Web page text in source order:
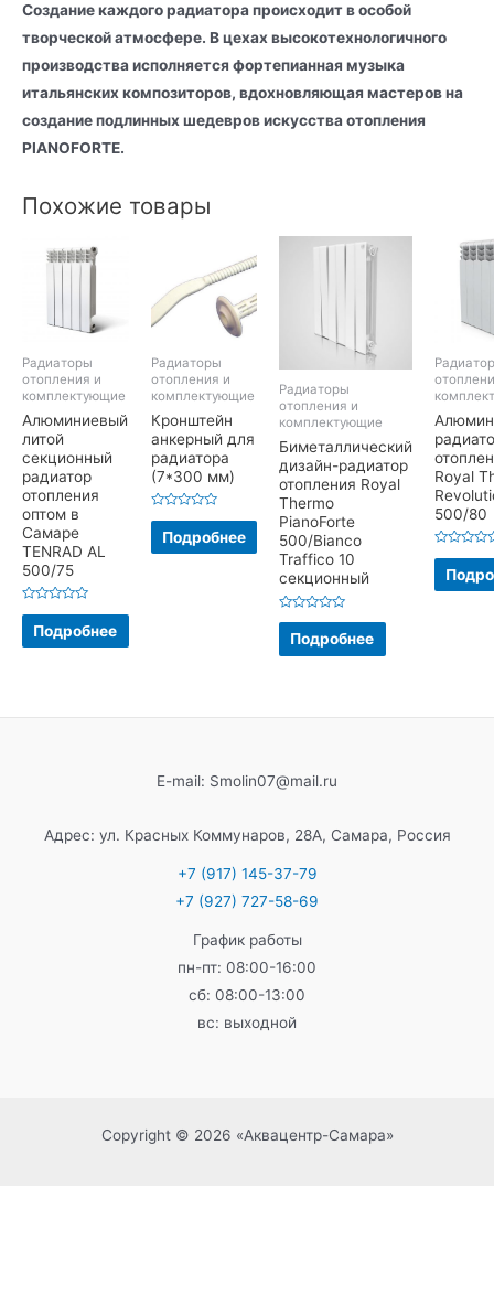
Создание каждого радиатора происходит в особой
творческой атмосфере. В цехах высокотехнологичного
производства исполняется фортепианная музыка
итальянских композиторов, вдохновляющая мастеров на
создание подлинных шедевров искусства отопления
PIANOFORTE.
Похожие товары
Радиаторы
отопления и
комплектующие
Алюминиевый
литой
секционный
радиатор
отопления
оптом в
Самаре
TENRAD AL
500/75
Оценка
5
Подробнее
Радиаторы
отопления и
комплектующие
Кронштейн
анкерный для
радиатора
(7*300 мм)
Оценка
5
Подробнее
Радиаторы
отопления и
комплектующие
Биметаллический
дизайн-радиатор
отопления Royal
Thermo
PianoForte
500/Bianco
Traffico 10
секционный
Оценка
5
Подробнее
Royal
500/80
Оценка
5
E-mail: Smolin07@mail.ru
Адрес: ул. Красных Коммунаров, 28А, Самара, Россия
+7 (917) 145-37-79
+7 (927) 727-58-69
График работы
пн-пт: 08:00-16:00
сб: 08:00-13:00
вс: выходной
Copyright © 2026 «Аквацентр-Самара»